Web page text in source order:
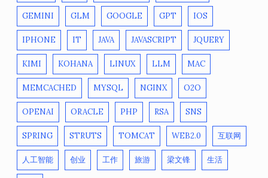
GEMINI GLM GOOGLE GPT IOS
IPHONE IT JAVA JAVASCRIPT JQUERY
KIMI KOHANA LINUX LLM MAC
MEMCACHED MYSQL NGINX O2O
OPENAI ORACLE PHP RSA SNS
SPRING STRUTS TOMCAT WEB2.0 互联网
人工智能 创业 工作 旅游 梁文锋 生活